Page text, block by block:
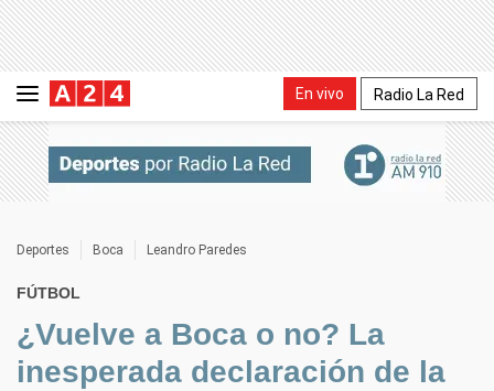
En vivo Radio La Red
Deportes Boca Leandro Paredes
FÚTBOL
¿Vuelve a Boca o no? La
inesperada declaración de la